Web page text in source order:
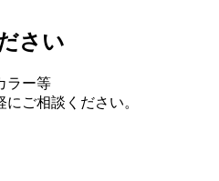
さい
ラー等
ご相談ください。